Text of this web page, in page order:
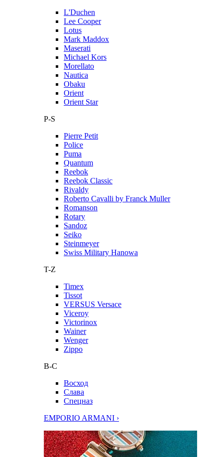
L'Duchen
Lee Cooper
Lotus
Mark Maddox
Maserati
Michael Kors
Morellato
Nautica
Obaku
Orient
Orient Star
P-S
Pierre Petit
Police
Puma
Quantum
Reebok
Reebok Classic
Rivaldy
Roberto Cavalli by Franck Muller
Romanson
Rotary
Sandoz
Seiko
Steinmeyer
Swiss Military Hanowa
T-Z
Timex
Tissot
VERSUS Versace
Viceroy
Victorinox
Wainer
Wenger
Zippo
В-С
Восход
Слава
Спецназ
EMPORIO ARMANI ›